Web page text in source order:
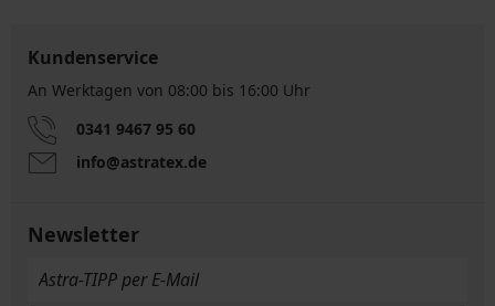
Kundenservice
An Werktagen von 08:00 bis 16:00 Uhr
0341 9467 95 60
info@astratex.de
Newsletter